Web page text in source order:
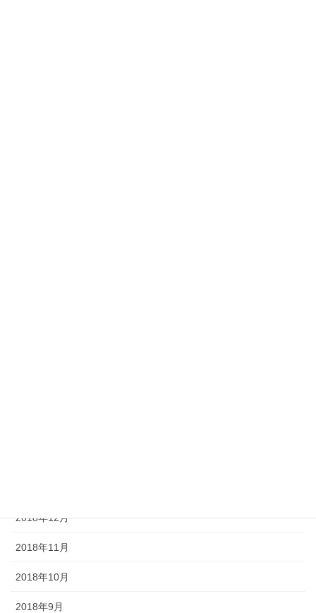
2018年12月
2018年11月
2018年10月
2018年9月